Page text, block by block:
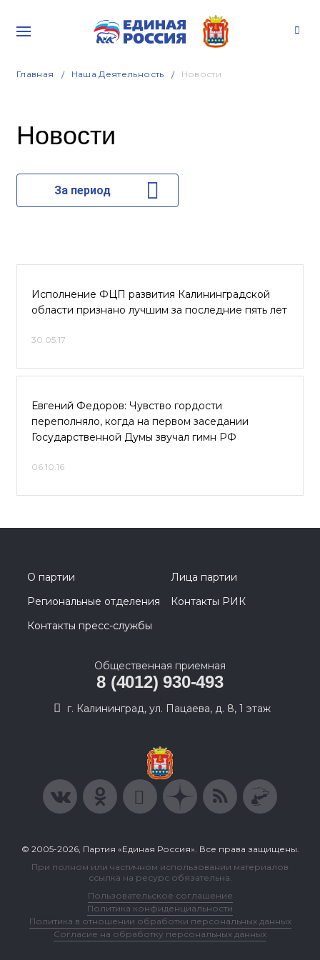
Главная Наша Деятельность Новости
Новости
За период
Исполнение ФЦП развития Калининградской
области признано лучшим за последние пять лет
30.05.17
Евгений Федоров: Чувство гордости
переполняло, когда на первом заседании
Государственной Думы звучал гимн РФ
06.10.16
О партии
Лица партии
Региональные отделения
Контакты РИК
Контакты пресс-службы
Общественная приемная
8 (4012) 930-493
г. Калининград, ул. Пацаева, д. 8, 1 этаж
© 2005-2026, Партия «Единая Россия». Все права защищены.
При полном или частичном использовании материалов
ссылка на ресурс обязательна.
Пользовательское соглашение
Политика конфиденциальности
Политика в отношении обработки персональных данных
Согласие на обработку персональных данных